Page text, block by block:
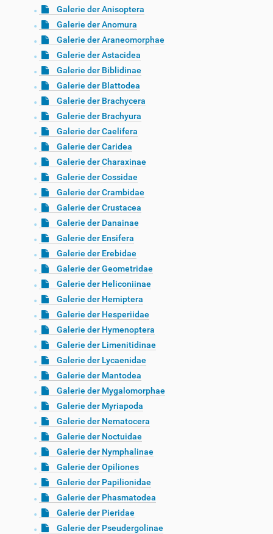
Galerie der Anisoptera
Galerie der Anomura
Galerie der Araneomorphae
Galerie der Astacidea
Galerie der Biblidinae
Galerie der Blattodea
Galerie der Brachycera
Galerie der Brachyura
Galerie der Caelifera
Galerie der Caridea
Galerie der Charaxinae
Galerie der Cossidae
Galerie der Crambidae
Galerie der Crustacea
Galerie der Danainae
Galerie der Ensifera
Galerie der Erebidae
Galerie der Geometridae
Galerie der Heliconiinae
Galerie der Hemiptera
Galerie der Hesperiidae
Galerie der Hymenoptera
Galerie der Limenitidinae
Galerie der Lycaenidae
Galerie der Mantodea
Galerie der Mygalomorphae
Galerie der Myriapoda
Galerie der Nematocera
Galerie der Noctuidae
Galerie der Nymphalinae
Galerie der Opiliones
Galerie der Papilionidae
Galerie der Phasmatodea
Galerie der Pieridae
Galerie der Pseudergolinae